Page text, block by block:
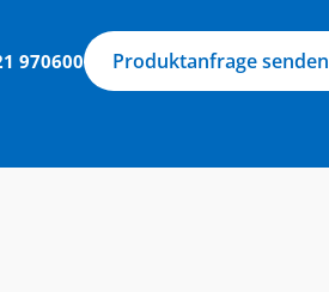
970600 Produktanfrage senden